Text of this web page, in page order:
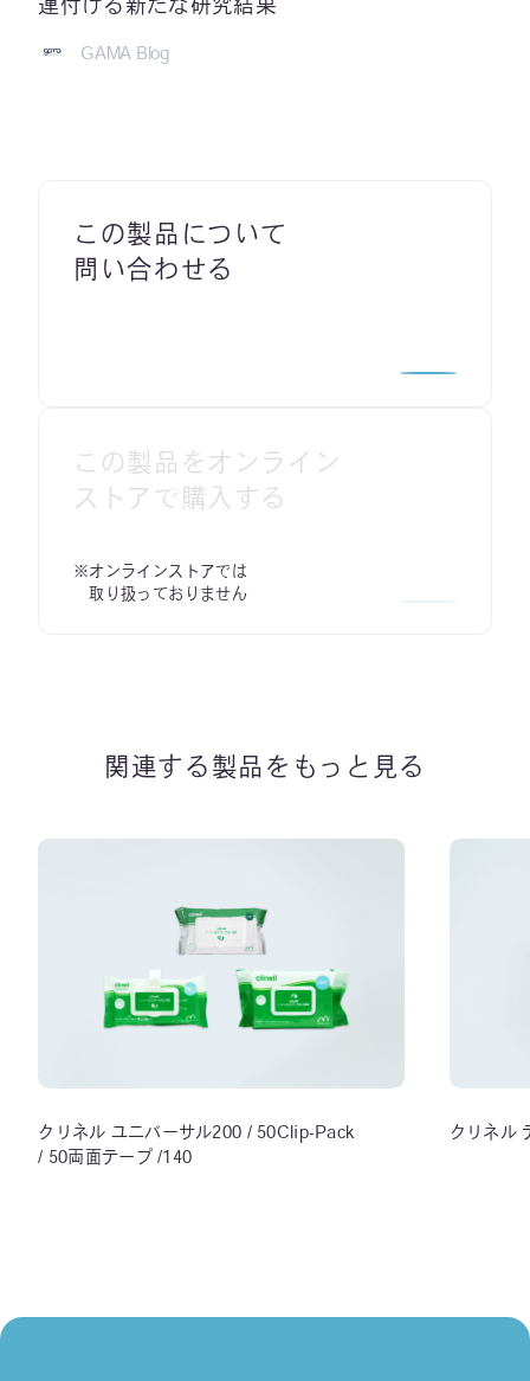
GAMA Blog
この製品について
問い合わせる
この製品をオンライン
ストアで購入する
※オンラインストアでは
取り扱っておりません
関連する製品をもっと見る
クリネル ユニバーサル200 / 50Clip-Pack
/ 50両面テープ /140
クリネル